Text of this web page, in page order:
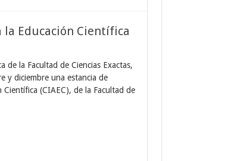
la Educación Científica
de la Facultad de Ciencias Exactas,
y diciembre una estancia de
(CIAEC), de la Facultad de